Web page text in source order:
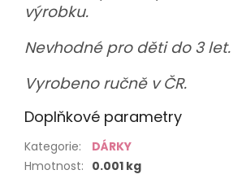
výrobku.
Nevhodné pro děti do 3 let.
Vyrobeno ručně v ČR.
Doplňkové parametry
Kategorie:
DÁRKY
Hmotnost: 0.001 kg